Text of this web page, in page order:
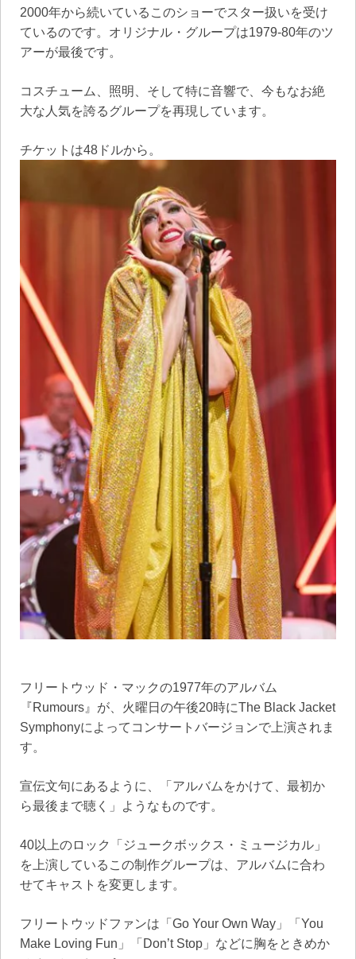
2000年から続いているこのショーでスター扱いを受け
ているのです。オリジナル・グループは1979-80年のツ
アーが最後です。
コスチューム、照明、そして特に音響で、今もなお絶
大な人気を誇るグループを再現しています。
チケットは48ドルから。
フリートウッド・マックの1977年のアルバム
『Rumours』が、火曜日の午後20時にThe Black Jacket
Symphonyによってコンサートバージョンで上演されま
す。
宣伝文句にあるように、「アルバムをかけて、最初か
ら最後まで聴く」ようなものです。
40以上のロック「ジュークボックス・ミュージカル」
を上演しているこの制作グループは、アルバムに合わ
せてキャストを変更します。
フリートウッドファンは「Go Your Own Way」「You
Make Loving Fun」「Don’t Stop」などに胸をときめか